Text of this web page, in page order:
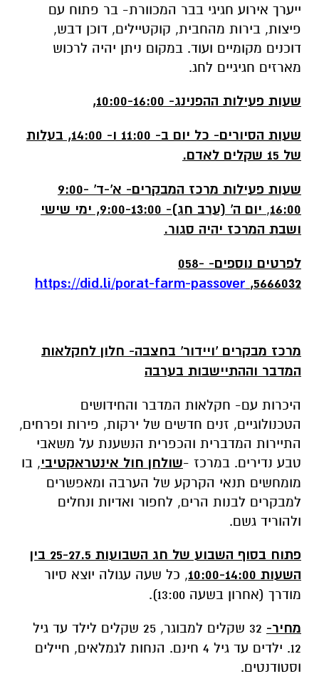
ייערך אירוע חגיגי בבר המכוורת- בר פתוח עם
פיצות, בירות מהחבית, קוקטיילים, דוכן דבש,
דוכנים מקומיים ועוד. במקום ניתן יהיה לרכוש
מארזים חגיגיים לחג.
שעות פעילות ההפנינג- 10:00-16:00,
שעות הסיורים- כל יום ב- 11:00 ו- 14:00, בעלות
של 15 שקלים לאדם.
שעות פעילות מרכז המבקרים- א'-ד' 9:00-
16:00
,
יום ה' (ערב חג)- 9:00-13:00, ימי שישי
ושבת המרכז יהיה סגור.
לפרטים נוספים- 058-
5666032,
https://did.li/porat-farm-passover
מרכז מבקרים 'ויידור' בחצבה- חלון לחקלאות
המדבר וההתיישבות בערבה
היכרות עם- חקלאות המדבר והחידושים
הטכנולוגיים, זנים חדשים של ירקות, פירות ופרחים,
התיירות המדברית והכפרית הנשענת על משאבי
טבע נדירים. במרכז -שולחן חול אינטראקטיבי, בו
מומחשים תנאי הקרקע של הערבה ומאפשרים
למבקרים לבנות הרים, לחפור ואדיות ונחלים
ולהוריד גשם.
פתוח בסוף השבוע של חג השבועות 25-27.5 בין
השעות 10:00-14:00
, כל שעה עגולה יוצא סיור
מודרך (אחרון בשעה 13:00).
מחיר-
32 שקלים למבוגר, 25 שקלים לילד עד גיל
12. ילדים עד גיל 4 חינם. הנחות לגמלאים, חיילים
וסטודנטים.